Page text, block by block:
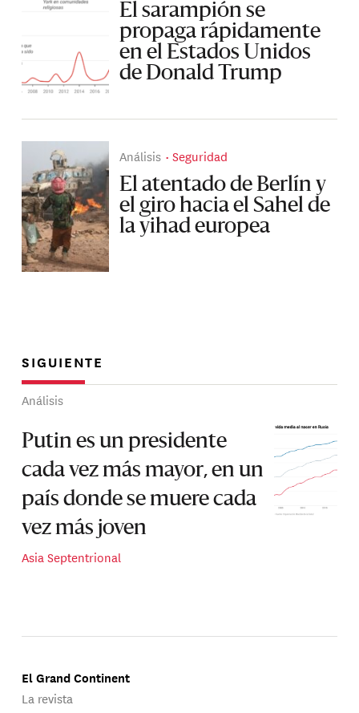
El sarampión se
propaga rápidamente
en el Estados Unidos
de Donald Trump
Análisis Seguridad
El atentado de Berlín y
el giro hacia el Sahel de
la yihad europea
SIGUIENTE
Análisis
Putin es un presidente
cada vez más mayor, en un
país donde se muere cada
vez más joven
Asia Septentrional
El Grand Continent
La revista